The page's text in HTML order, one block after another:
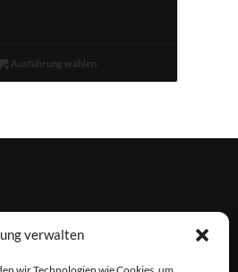
verwalten
Ausführung wählen